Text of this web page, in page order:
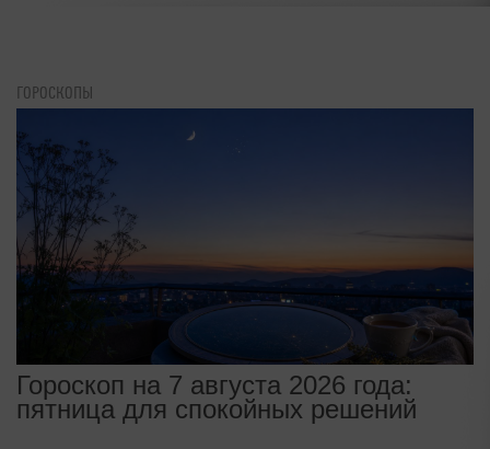
ГОРОСКОПЫ
Гороскоп на 7 августа 2026 года:
пятница для спокойных решений